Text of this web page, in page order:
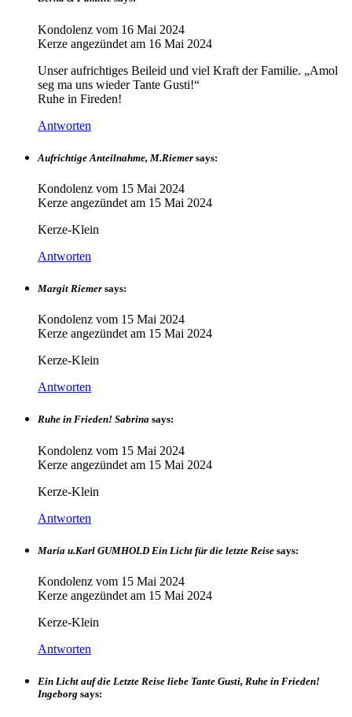
Kondolenz vom 16 Mai 2024
Kerze angezündet am 16 Mai 2024
Unser aufrichtiges Beileid und viel Kraft der Familie. „Amol
seg ma uns wieder Tante Gusti!“
Ruhe in Fireden!
Antworten
Aufrichtige Anteilnahme, M.Riemer says:
Kondolenz vom 15 Mai 2024
Kerze angezündet am 15 Mai 2024
Kerze-Klein
Antworten
Margit Riemer says:
Kondolenz vom 15 Mai 2024
Kerze angezündet am 15 Mai 2024
Kerze-Klein
Antworten
Ruhe in Frieden! Sabrina says:
Kondolenz vom 15 Mai 2024
Kerze angezündet am 15 Mai 2024
Kerze-Klein
Antworten
Maria u.Karl GUMHOLD Ein Licht für die letzte Reise says:
Kondolenz vom 15 Mai 2024
Kerze angezündet am 15 Mai 2024
Kerze-Klein
Antworten
Ein Licht auf die Letzte Reise liebe Tante Gusti, Ruhe in Frieden!
Ingeborg says: